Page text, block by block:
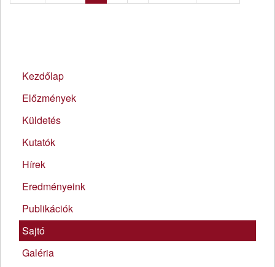
Kezdőlap
Előzmények
Küldetés
Kutatók
Hírek
Eredményeink
Publikációk
Sajtó
Galéria